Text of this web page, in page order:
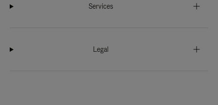
Services
Legal